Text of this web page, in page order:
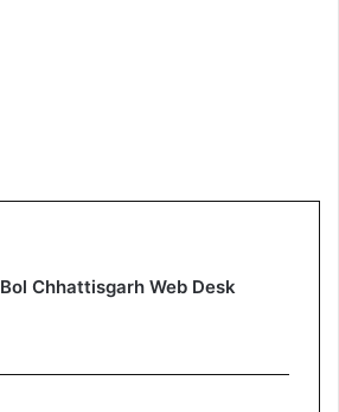
Bol Chhattisgarh Web Desk